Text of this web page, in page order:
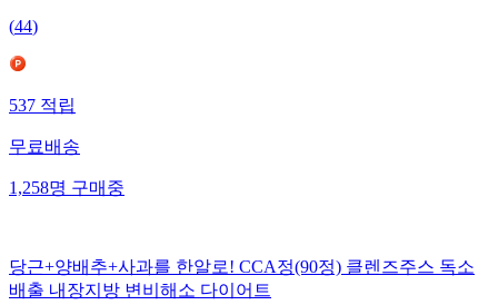
(44)
537적립
무료배송
1,258명구매중
당근+양배추+사과를 한알로! CCA정(90정) 클렌즈주스 독소
배출 내장지방 변비해소 다이어트